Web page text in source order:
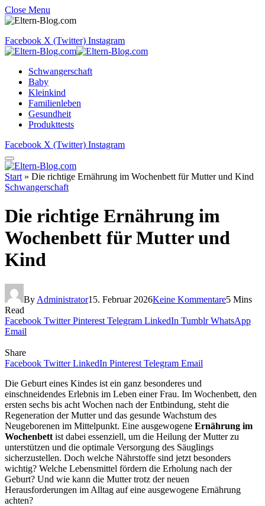
Close Menu
Facebook X (Twitter) Instagram
Schwangerschaft
Baby
Kleinkind
Familienleben
Gesundheit
Produkttests
Facebook X (Twitter) Instagram
Start » Die richtige Ernährung im Wochenbett für Mutter und Kind
Schwangerschaft
Die richtige Ernährung im
Wochenbett für Mutter und
Kind
By Administrator15. Februar 2026Keine Kommentare5 Mins
Read
Facebook Twitter Pinterest Telegram LinkedIn Tumblr WhatsApp
Email
Share
Facebook Twitter LinkedIn Pinterest Telegram Email
Die Geburt eines Kindes ist ein ganz besonderes und
einschneidendes Erlebnis im Leben einer Frau. Im Wochenbett, den
ersten sechs bis acht Wochen nach der Entbindung, steht die
Regeneration der Mutter und das gesunde Wachstum des
Neugeborenen im Mittelpunkt. Eine ausgewogene Ernährung im
Wochenbett ist dabei essenziell, um die Heilung der Mutter zu
unterstützen und die optimale Versorgung des Säuglings
sicherzustellen. Doch welche Nährstoffe sind jetzt besonders
wichtig? Welche Lebensmittel fördern die Erholung nach der
Geburt? Und wie kann die Mutter trotz der neuen
Herausforderungen im Alltag auf eine ausgewogene Ernährung
achten?